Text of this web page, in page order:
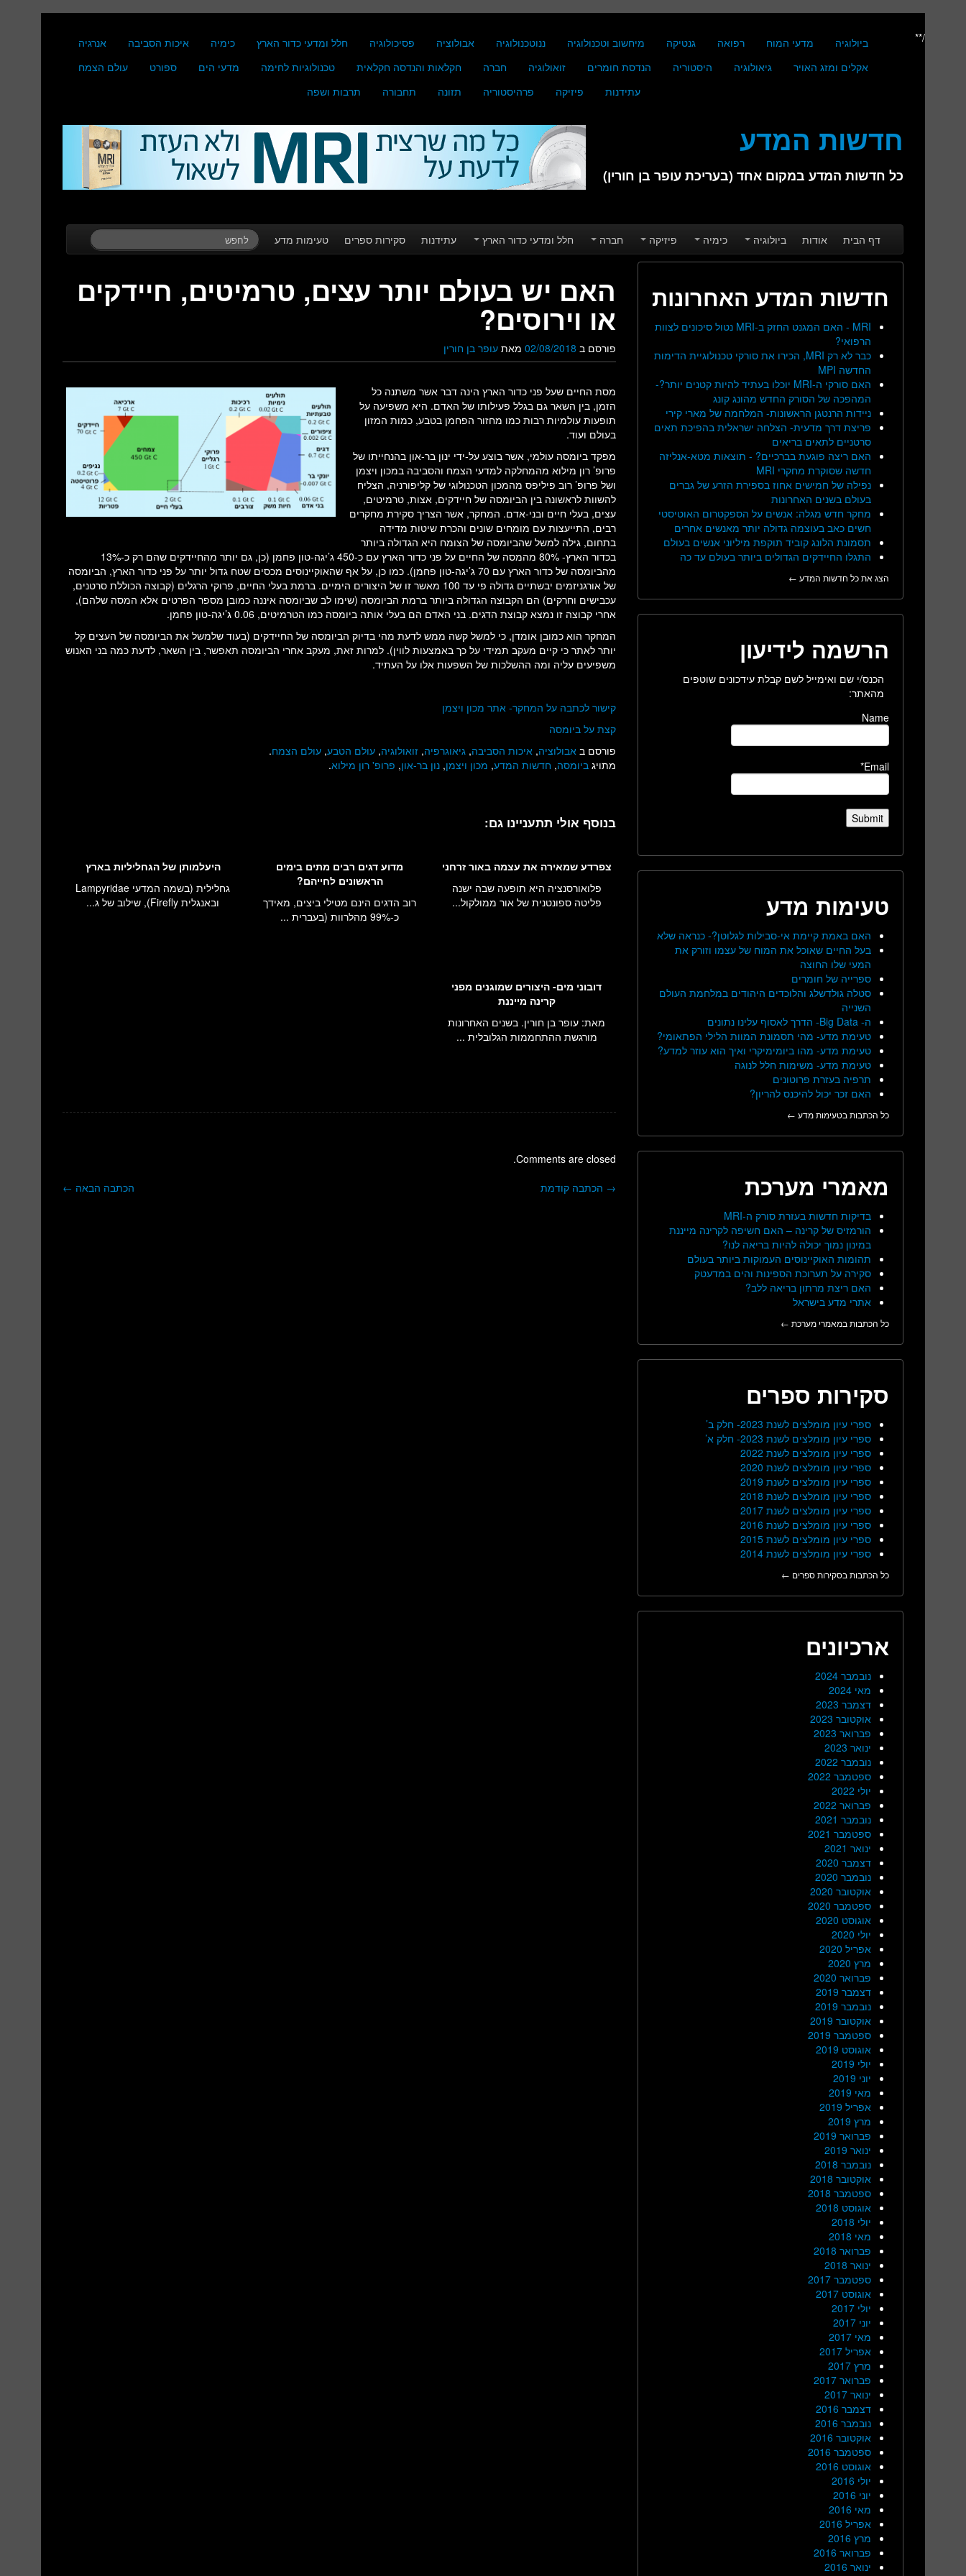
ביולוגיה מדעי המוח רפואה גנטיקה מיחשוב וטכנולוגיה ננוטכנולוגיה אבולוציה פסיכולוגיה חלל ומדעי כדור הארץ כימיה איכות הסביבה
אנרגיה
אקלים ומזג האויר
גיאולוגיה היסטוריה הנדסת חומרים זואולוגיה חברה חקלאות והנדסה חקלאית טכנולוגיות לחימה מדעי הים ספורט
עולם הצמח
עתידנות
פיזיקה פרהיסטוריה תזונה תחבורה תרבות ושפה
חדשות המדע
כל חדשות המדע במקום אחד (בעריכת עופר בן חורין)
Main menu
דף הבית אודות ביולוגיה כימיה פיזיקה חברה חלל ומדעי כדור הארץ עתידנות סקירות ספרים טעימות מדע
האם יש בעולם יותר עצים, טרמיטים, חיידקים
או וירוסים?
פורסם ב 02/08/2018 מאת עופר בן חורין
מסת החיים שעל פני כדור הארץ הינה דבר אשר משתנה כל
הזמן, בין השאר גם בגלל פעילותו של האדם. היא משפיעה על
תופעות עולמיות רבות כמו מחזור הפחמן בטבע, כמות המזון
בעולם ועוד.
מפקד ביומסה עולמי, אשר בוצע על-ידי ינון בר-און בהנחייתו של
פרופ’ רון מילוא מהמחלקה למדעי הצמח והסביבה במכון ויצמן
ושל פרופ’ רוב פיליפס מהמכון הטכנולוגי של קליפורניה, הצליח
להשוות לראשונה בין הביומסה של חיידקים, אצות, טרמיטים,
עצים, בעלי חיים ובני-אדם. המחקר, אשר הצריך סקירת מחקרים
רבים, התייעצות עם מומחים שונים והכרת שיטות מדידה
בתחום, גילה למשל שהביומסה של הצומח היא הגדולה ביותר
בכדור הארץ- 80% מהמסה של החיים על פני כדור הארץ עם כ-450 ג’יגה-טון פחמן (כן, גם יותר מהחיידקים שהם רק כ-13%
מהביומסה של כדור הארץ עם 70 ג’יגה-טון פחמן). כמו כן, על אף שהאוקיינוסים מכסים שטח גדול יותר על פני כדור הארץ, הביומסה
של אורגניזמים יבשתיים גדולה פי עד 100 מאשר זו של היצורים הימיים. ברמת בעלי החיים, פרוקי הרגלים (קבוצה הכוללת סרטנים,
עכבישים וחרקים) הם הקבוצה הגדולה ביותר ברמת הביומסה (שימו לב שביומסה איננה כמובן מספר הפרטים אלא המסה שלהם),
אחרי קבוצה זו נמצא קבוצת הדגים. בני האדם הם בעלי אותה ביומסה כמו הטרמיטים, 0.06 ג’יגה-טון פחמן.
המחקר הוא כמובן אומדן, כי למשל קשה ממש לדעת מהי בדיוק הביומסה של החיידקים (בעוד שלמשל את הביומסה של העצים קל
יותר לאתר כי קיים מעקב תמידי על כך באמצעות לווין). למרות זאת, מעקב אחרי הביומסה תאפשר, בין השאר, לדעת כמה בני האנוש
משפיעים עליה ומה ההשלכות של השפעות אלו על העתיד.
קישור לכתבה על המחקר- אתר מכון ויצמן
קצת על ביומסה
פורסם ב אבולוציה, איכות הסביבה, גיאוגרפיה, זואולוגיה, עולם הטבע, עולם הצמח.
מתויג ביומסה, חדשות המדע, מכון ויצמן, נון בר-און, פרופ' רון מילוא.
בנוסף אולי תתעניינו גם:
צפרדע שמאירה את עצמה באור זרחני
פלואורסנציה היא תופעה שבה ישנה
פליטה ספונטנית של אור ממולקול...
מדוע דגים רבים מתים בימים
הראשונים לחייהם?
רוב הדגים הינם מטילי ביצים, מאידך
כ-99% מהלרוות (בעברית ...
היעלמותן של הגחליליות בארץ
גחלילית (בשמה המדעי Lampyridae
ובאנגלית Firefly), שילוב של ג...
דובוני מים- היצורים שמוגנים מפני
קרינה מייננת
מאת: עופר בן חורין. בשנים האחרונות
מורגשת ההתחממות הגלובלית ...
Comments are closed.
ניווט בפוסטים הכתבה הבאה ← → הכתבה קודמת
חדשות המדע האחרונות
MRI - האם המגנט החזק ב-MRI נטול סיכונים לצוות
הרפואי?
כבר לא רק MRI, הכירו את סורקי טכנולוגיית הדימות
החדשה MPI
האם סורקי ה-MRI יוכלו בעתיד להיות קטנים יותר?-
המהפכה של הסורק החדש מהונג קונג
ניידות הרנטגן הראשונות- המלחמה של מארי קירי
פריצת דרך מדעית- הצלחה ישראלית בהפיכת תאים
סרטניים לתאים בריאים
האם ריצה פוגעת בברכיים? - תוצאות מטא-אנליזה
חדשה שסוקרת מחקרי MRI
נפילה של חמישים אחוז בספירת הזרע של גברים
בעולם בשנים האחרונות
מחקר חדש מגלה: אנשים על הספקטרום האוטיסטי
חשים כאב בעוצמה גדולה יותר מאנשים אחרים
תסמונת הלונג קוביד תוקפת מיליוני אנשים בעולם
התגלו החיידקים הגדולים ביותר בעולם עד כה
הצג את כל חדשות המדע ←
הרשמה לידיעון
הכנס/י שם ואימייל לשם קבלת עידכונים שוטפים
מהאתר:
Name
Email*
טעימות מדע
האם באמת קיימת אי-סבילות לגלוטן?- כנראה שלא
בעל החיים שאוכל את המוח של עצמו וזורק את
המעי שלו החוצה
ספרייה של חומרים
סטלה גולדשלג והלוכדים היהודים במלחמת העולם
השנייה
ה- Big Data- הדרך לאסוף עלינו נתונים
טעימת מדע- מהי תסמונת המוות הלילי הפתאומי?
טעימת מדע- מהו ביומימיקרי ואיך הוא עוזר למדע?
טעימת מדע- משימות חלל לנוגה
תרפיה בעזרת פרוטונים
האם זכר יכול להיכנס להריון?
כל הכתבות בטעימות מדע ←
מאמרי מערכת
בדיקות חדשות בעזרת סורק ה-MRI
הורמזיס של קרינה – האם חשיפה לקרינה מייננת
במינון נמוך יכולה להיות בריאה לנו?
תהומות האוקיינוסים העמוקות ביותר בעולם
סקירה על תערוכת הספינות והים במדעטק
האם ריצת מרתון בריאה ללב?
אתרי מדע בישראל
כל הכתבות במאמרי מערכת ←
סקירות ספרים
ספרי עיון מומלצים לשנת 2023- חלק ב’
ספרי עיון מומלצים לשנת 2023- חלק א’
ספרי עיון מומלצים לשנת 2022
ספרי עיון מומלצים לשנת 2020
ספרי עיון מומלצים לשנת 2019
ספרי עיון מומלצים לשנת 2018
ספרי עיון מומלצים לשנת 2017
ספרי עיון מומלצים לשנת 2016
ספרי עיון מומלצים לשנת 2015
ספרי עיון מומלצים לשנת 2014
כל הכתבות בסקירות ספרים ←
ארכיונים
נובמבר 2024
מאי 2024
דצמבר 2023
אוקטובר 2023
פברואר 2023
ינואר 2023
נובמבר 2022
ספטמבר 2022
יולי 2022
פברואר 2022
נובמבר 2021
ספטמבר 2021
ינואר 2021
דצמבר 2020
נובמבר 2020
אוקטובר 2020
ספטמבר 2020
אוגוסט 2020
יולי 2020
אפריל 2020
מרץ 2020
פברואר 2020
דצמבר 2019
נובמבר 2019
אוקטובר 2019
ספטמבר 2019
אוגוסט 2019
יולי 2019
יוני 2019
מאי 2019
אפריל 2019
מרץ 2019
פברואר 2019
ינואר 2019
נובמבר 2018
אוקטובר 2018
ספטמבר 2018
אוגוסט 2018
יולי 2018
מאי 2018
פברואר 2018
ינואר 2018
ספטמבר 2017
אוגוסט 2017
יולי 2017
יוני 2017
מאי 2017
אפריל 2017
מרץ 2017
פברואר 2017
ינואר 2017
דצמבר 2016
נובמבר 2016
אוקטובר 2016
ספטמבר 2016
אוגוסט 2016
יולי 2016
יוני 2016
מאי 2016
אפריל 2016
מרץ 2016
פברואר 2016
ינואר 2016
/**